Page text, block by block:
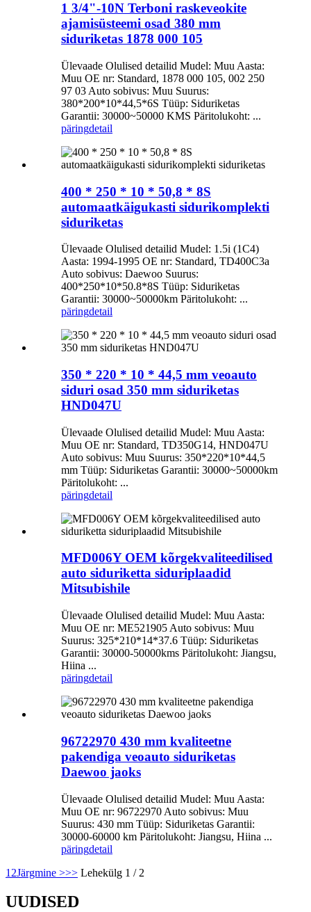
1 3/4"-10N Terboni raskeveokite
ajamisüsteemi osad 380 mm
siduriketas 1878 000 105
Ülevaade Olulised detailid Mudel: Muu Aasta:
Muu OE nr: Standard, 1878 000 105, 002 250
97 03 Auto sobivus: Muu Suurus:
380*200*10*44,5*6S Tüüp: Siduriketas
Garantii: 30000~50000 KMS Päritolukoht: ...
päringdetail
400 * 250 * 10 * 50,8 * 8S
automaatkäigukasti sidurikomplekti
siduriketas
Ülevaade Olulised detailid Mudel: 1.5i (1C4)
Aasta: 1994-1995 OE nr: Standard, TD400C3a
Auto sobivus: Daewoo Suurus:
400*250*10*50.8*8S Tüüp: Siduriketas
Garantii: 30000~50000km Päritolukoht: ...
päringdetail
350 * 220 * 10 * 44,5 mm veoauto
siduri osad 350 mm siduriketas
HND047U
Ülevaade Olulised detailid Mudel: Muu Aasta:
Muu OE nr: Standard, TD350G14, HND047U
Auto sobivus: Muu Suurus: 350*220*10*44,5
mm Tüüp: Siduriketas Garantii: 30000~50000km
Päritolukoht: ...
päringdetail
MFD006Y OEM kõrgekvaliteedilised
auto siduriketta siduriplaadid
Mitsubishile
Ülevaade Olulised detailid Mudel: Muu Aasta:
Muu OE nr: ME521905 Auto sobivus: Muu
Suurus: 325*210*14*37.6 Tüüp: Siduriketas
Garantii: 30000-50000kms Päritolukoht: Jiangsu,
Hiina ...
päringdetail
96722970 430 mm kvaliteetne
pakendiga veoauto siduriketas
Daewoo jaoks
Ülevaade Olulised detailid Mudel: Muu Aasta:
Muu OE nr: 96722970 Auto sobivus: Muu
Suurus: 430 mm Tüüp: Siduriketas Garantii:
30000-60000 km Päritolukoht: Jiangsu, Hiina ...
päringdetail
1 2Järgmine >>> Lehekülg 1 / 2
UUDISED